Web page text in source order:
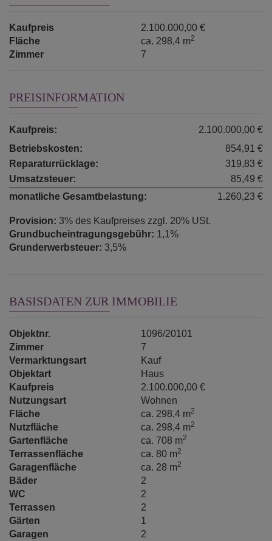
Kaufpreis
2.100.000,00 €
Fläche
ca. 298,4 m2
Zimmer 7
PREISINFORMATION
Kaufpreis:
2.100.000,00 €
Betriebskosten:
854,91 €
Reparaturrücklage:
319,83 €
Umsatzsteuer:
85,49 €
monatliche Gesamtbelastung:
1.260,23 €
Provision: 3% des Kaufpreises zzgl. 20% USt.
Grundbucheintragungsgebühr: 1,1%
Grunderwerbsteuer: 3,5%
BASISDATEN ZUR IMMOBILIE
Objektnr.
1096/20101
Zimmer
7
Vermarktungsart
Kauf
Objektart
Haus
Kaufpreis
2.100.000,00 €
Nutzungsart
Wohnen
Fläche
ca. 298,4 m2
Nutzfläche ca. 298,4 m2
Gartenfläche ca. 708 m2
Terrassenfläche ca. 80 m2
Garagenfläche ca. 28 m2
Bäder
2
WC
2
Terrassen
2
Gärten
1
Garagen
2